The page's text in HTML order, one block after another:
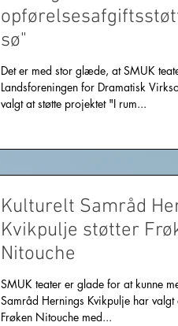
sø"
Det er med stor glæde, at SMUK
Landsforeningen for Dramatisk
valgt at støtte projektet "I rum...
Kulturelt Samråd
Kvikpulje støtter
Nitouche
SMUK teater er glade for at kunne
Samråd Hernings Kvikpulje har valgt
Frøken Nitouche med...